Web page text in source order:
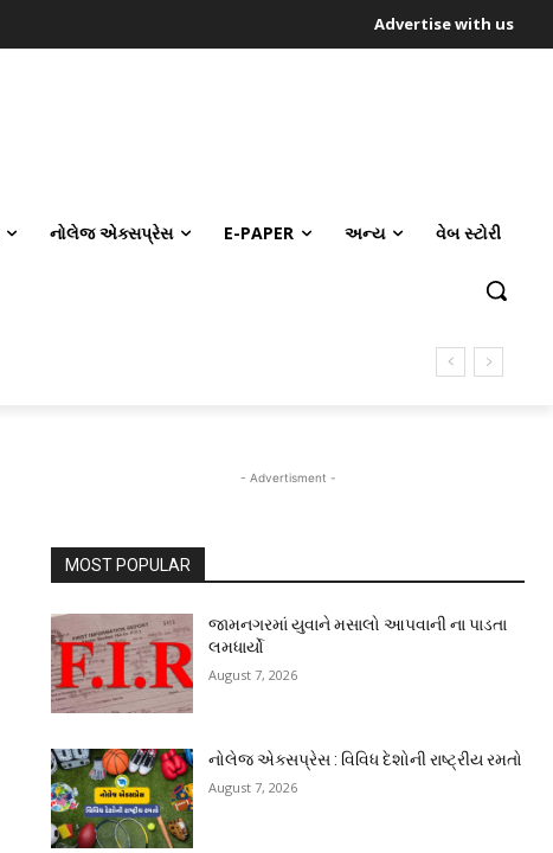
Advertise with us
નોલેજ એક્સપ્રેસ E-PAPER અન્ય વેબ સ્ટોરી
- Advertisment -
MOST POPULAR
જામનગરમાં યુવાને મસાલો આપવાની ના પાડતા
લમધાર્યો
August 7, 2026
નોલેજ એક્સપ્રેસ : વિવિધ દેશોની રાષ્ટ્રીય રમતો
August 7, 2026